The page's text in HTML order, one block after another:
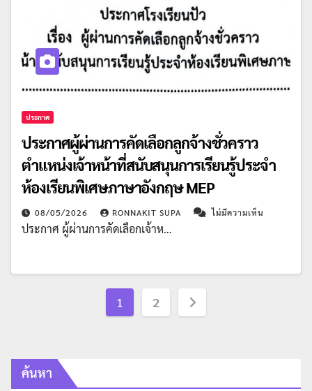
ประกาศ
ประกาศผู้ผ่านการคัดเลือกลูกจ้างชั่วคราว
ตำแหน่งเจ้าหน้าที่สนับสนุนการเรียนรู้ประจำ
ห้องเรียนพิเศษภาษาอังกฤษ MEP
08/05/2026 RONNAKIT SUPA ไม่มีความเห็น
ประกาศ ผู้ผ่านการคัดเลือกเจ้าห…
Posts
1 2
ค้นหา